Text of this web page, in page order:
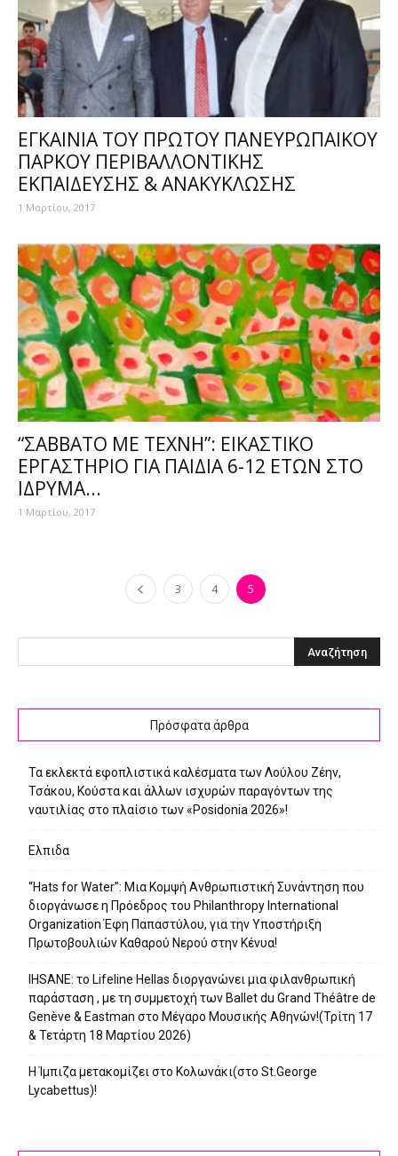
ΕΓΚΑΙΝΙΑ ΤΟΥ ΠΡΩΤΟΥ ΠΑΝΕΥΡΩΠΑΙΚΟΥ
ΠΑΡΚΟΥ ΠΕΡΙΒΑΛΛΟΝΤΙΚΗΣ
ΕΚΠΑΙΔΕΥΣΗΣ & ΑΝΑΚΥΚΛΩΣΗΣ
1 Μαρτίου, 2017
“ΣΑΒΒΑΤΟ ΜΕ ΤΕΧΝΗ”: ΕΙΚΑΣΤΙΚΟ
ΕΡΓΑΣΤΗΡΙΟ ΓΙΑ ΠΑΙΔΙΑ 6-12 ΕΤΩΝ ΣΤΟ
ΙΔΡΥΜΑ...
1 Μαρτίου, 2017
3 4 5
Πρόσφατα άρθρα
Τα εκλεκτά εφοπλιστικά καλέσματα των Λούλου Ζέην,
Τσάκου, Κούστα και άλλων ισχυρών παραγόντων της
ναυτιλίας στο πλαίσιο των «Posidonia 2026»!
Ελπιδα
“Hats for Water”: Μια Κομψή Ανθρωπιστική Συνάντηση που
διοργάνωσε η Πρόεδρος του Philanthropy International
Organization Έφη Παπαστύλου, για την Υποστήριξη
Πρωτοβουλιών Καθαρού Νερού στην Κένυα!
IHSANE: το Lifeline Hellas διοργανώνει μια φιλανθρωπική
παράσταση , με τη συμμετοχή των Ballet du Grand Théâtre de
Genève & Eastman στο Μέγαρο Μουσικής Αθηνών!(Τρίτη 17
& Τετάρτη 18 Μαρτίου 2026)
Η Ίμπιζα μετακομίζει στο Κολωνάκι(στο St.George
Lycabettus)!